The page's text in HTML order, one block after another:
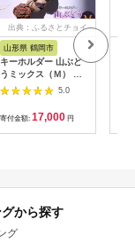
出典：ふるさとチョイ
山形県 鶴岡市
キーホルダー 山ぶど
うミックス（Ｍ） 山
形県鶴岡市 アトリエ
かおる | 山葡萄 雑貨
キーホルダー ギフト
贈り物 お取り寄せ 返
礼品
5.0
寄付金額: 17,000 円
から探す
グ